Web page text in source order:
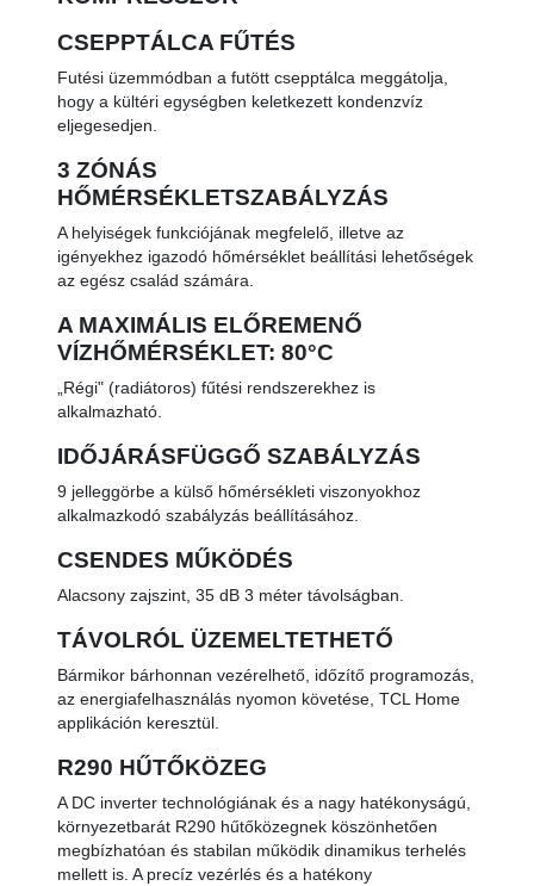
CSEPPTÁLCA FŰTÉS
Futési üzemmódban a futött csepptálca meggátolja,
hogy a kültéri egységben keletkezett kondenzvíz
eljegesedjen.
3 ZÓNÁS
HŐMÉRSÉKLETSZABÁLYZÁS
A helyiségek funkciójának megfelelő, illetve az
igényekhez igazodó hőmérséklet beállítási lehetőségek
az egész család számára.
A MAXIMÁLIS ELŐREMENŐ
VÍZHŐMÉRSÉKLET: 80°C
„Régi" (radiátoros) fűtési rendszerekhez is
alkalmazható.
IDŐJÁRÁSFÜGGŐ SZABÁLYZÁS
9 jelleggörbe a külső hőmérsékleti viszonyokhoz
alkalmazkodó szabályzás beállításához.
CSENDES MŰKÖDÉS
Alacsony zajszint, 35 dB 3 méter távolságban.
TÁVOLRÓL ÜZEMELTETHETŐ
Bármikor bárhonnan vezérelhető, időzítő programozás,
az energiafelhasználás nyomon követése, TCL Home
applikáción keresztül.
R290 HŰTŐKÖZEG
A DC inverter technológiának és a nagy hatékonyságú,
környezetbarát R290 hűtőközegnek köszönhetően
megbízhatóan és stabilan működik dinamikus terhelés
mellett is. A precíz vezérlés és a hatékony